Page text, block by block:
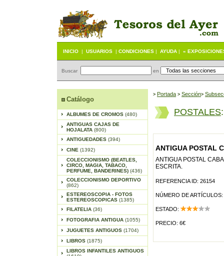
INICIO | USUARIOS | CONDICIONES | AYUDA | «
Buscar en
Catálogo
ALBUMES DE CROMOS (480)
ANTIGUAS CAJAS DE
HOJALATA (800)
ANTIGUEDADES (394)
CINE (1392)
COLECCIONISMO (BEATLES,
CIRCO, MAGIA, TABACO,
PERFUME, BANDERINES) (436)
COLECCIONISMO DEPORTIVO
(862)
ESTEREOSCOPIA - FOTOS
ESTEREOSCOPICAS (1385)
FILATELIA (36)
FOTOGRAFIA ANTIGUA (1055)
JUGUETES ANTIGUOS (1704)
LIBROS (1875)
LIBROS INFANTILES ANTIGUOS
> Portada > Sección>
POSTALES
ANTIGUA POSTAL
ANTIGUA POSTAL
ESCRITA.
REFERENCIA ID: 26154
NÚMERO DE ARTÍCULOS:
ESTADO:
PRECIO: 6€